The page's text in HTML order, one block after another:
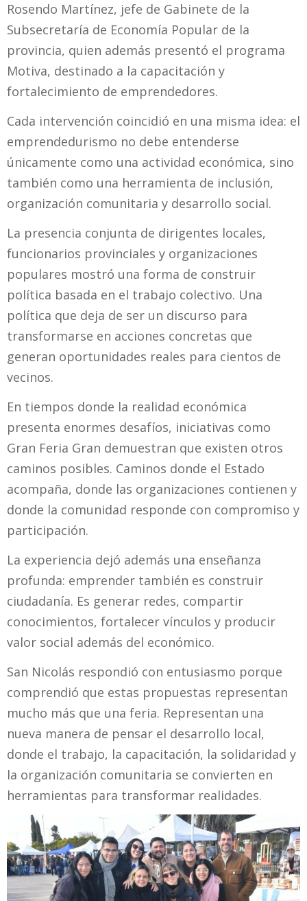
Rosendo Martínez, jefe de Gabinete de la
Subsecretaría de Economía Popular de la
provincia, quien además presentó el programa
Motiva, destinado a la capacitación y
fortalecimiento de emprendedores.
Cada intervención coincidió en una misma idea: el
emprendedurismo no debe entenderse
únicamente como una actividad económica, sino
también como una herramienta de inclusión,
organización comunitaria y desarrollo social.
La presencia conjunta de dirigentes locales,
funcionarios provinciales y organizaciones
populares mostró una forma de construir
política basada en el trabajo colectivo. Una
política que deja de ser un discurso para
transformarse en acciones concretas que
generan oportunidades reales para cientos de
vecinos.
En tiempos donde la realidad económica
presenta enormes desafíos, iniciativas como
Gran Feria Gran demuestran que existen otros
caminos posibles. Caminos donde el Estado
acompaña, donde las organizaciones contienen y
donde la comunidad responde con compromiso y
participación.
La experiencia dejó además una enseñanza
profunda: emprender también es construir
ciudadanía. Es generar redes, compartir
conocimientos, fortalecer vínculos y producir
valor social además del económico.
San Nicolás respondió con entusiasmo porque
comprendió que estas propuestas representan
mucho más que una feria. Representan una
nueva manera de pensar el desarrollo local,
donde el trabajo, la capacitación, la solidaridad y
la organización comunitaria se convierten en
herramientas para transformar realidades.